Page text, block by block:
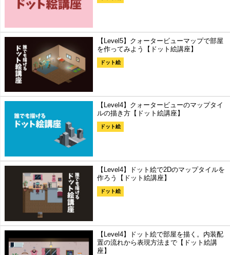
【Level5】クォータービューマップで部屋
を作ってみよう【ドット絵講座】
ドット絵
【Level4】クォータービューのマップタイ
ルの描き方【ドット絵講座】
ドット絵
【Level4】ドット絵で2Dのマップタイルを
作ろう【ドット絵講座】
ドット絵
【Level4】ドット絵で部屋を描く。内装配
置の流れから表現方法まで【ドット絵講
座】